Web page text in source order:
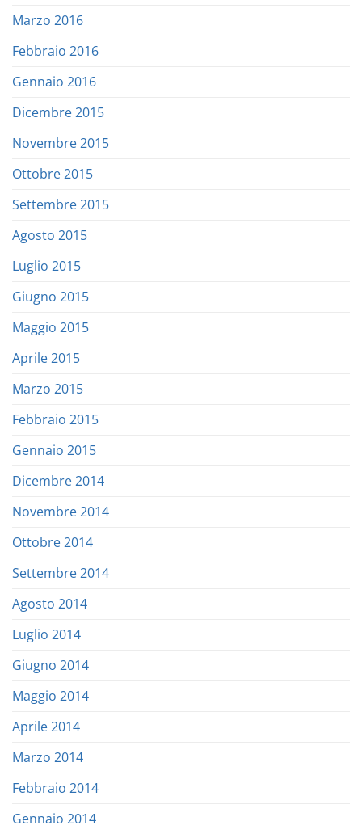
Marzo 2016
Febbraio 2016
Gennaio 2016
Dicembre 2015
Novembre 2015
Ottobre 2015
Settembre 2015
Agosto 2015
Luglio 2015
Giugno 2015
Maggio 2015
Aprile 2015
Marzo 2015
Febbraio 2015
Gennaio 2015
Dicembre 2014
Novembre 2014
Ottobre 2014
Settembre 2014
Agosto 2014
Luglio 2014
Giugno 2014
Maggio 2014
Aprile 2014
Marzo 2014
Febbraio 2014
Gennaio 2014